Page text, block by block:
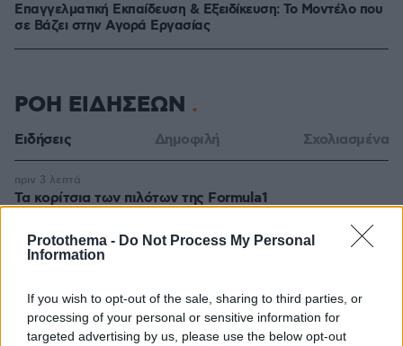
Protothema - Do Not Process My Personal
Information
If you wish to opt-out of the sale, sharing to third parties, or
processing of your personal or sensitive information for
targeted advertising by us, please use the below opt-out
Επαγγελματική Εκπαίδευση & Εξειδίκευση: Το Mοντέλο που
σε Bάζει στην Aγορά Eργασίας
ΡΟΗ ΕΙΔΗΣΕΩΝ
Ειδήσεις Δημοφιλή Σχολιασμένα
Τα κορίτσια των πιλότων της Formula1
πριν 3 λεπτά
Αποκάλυψη για το νέο smart #2
Θα έρθει τελικά η μεγαλύτερη επιδότηση για
αυτοκίνητο που έχει δοθεί ποτέ στην Ελλάδα;
πριν 4 λεπτά